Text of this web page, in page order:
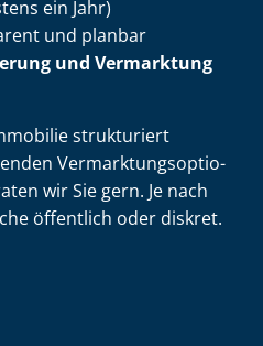
ein Jahr)
und planbar
und Vermarktung
strukturiert
Ver­mark­tungs­op­tio­
wir Sie gern. Je nach
öffentlich oder diskret.